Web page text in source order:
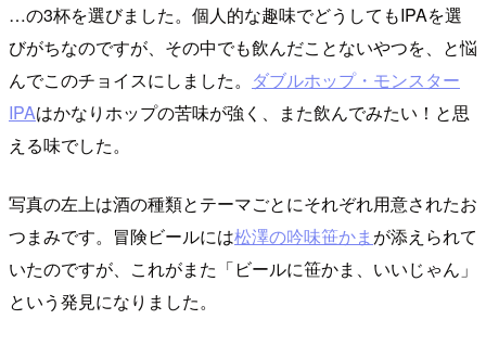
…の3杯を選びました。個人的な趣味でどうしてもIPAを選
びがちなのですが、その中でも飲んだことないやつを、と悩
んでこのチョイスにしました。 ダブルホップ・モンスター
IPAはかなりホップの苦味が強く、また飲んでみたい！と思
える味でした。
写真の左上は酒の種類とテーマごとにそれぞれ用意されたお
つまみです。冒険ビールには松澤の吟味笹かま が添えられて
いたのですが、これがまた「ビールに笹かま、いいじゃん」
という発見になりました。